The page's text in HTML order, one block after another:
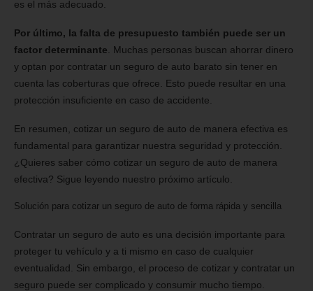
es el más adecuado.
Por último, la falta de presupuesto también puede ser un
factor determinante . Muchas personas buscan ahorrar dinero
y optan por contratar un seguro de auto barato sin tener en
cuenta las coberturas que ofrece. Esto puede resultar en una
protección insuficiente en caso de accidente.
En resumen, cotizar un seguro de auto de manera efectiva es
fundamental para garantizar nuestra seguridad y protección.
¿Quieres saber cómo cotizar un seguro de auto de manera
efectiva? Sigue leyendo nuestro próximo artículo.
Solución para cotizar un seguro de auto de forma rápida y sencilla
Contratar un seguro de auto es una decisión importante para
proteger tu vehículo y a ti mismo en caso de cualquier
eventualidad. Sin embargo, el proceso de cotizar y contratar un
seguro puede ser complicado y consumir mucho tiempo.